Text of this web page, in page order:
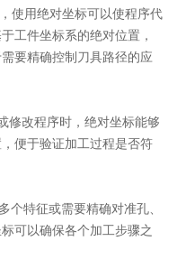
用绝对坐标可以使程序代
工件坐标系的绝对位置，
要精确控制刀具路径的应
改程序时，绝对坐标能够
便于验证加工过程是否符
特征或需要精确对准孔、
可以确保各个加工步骤之